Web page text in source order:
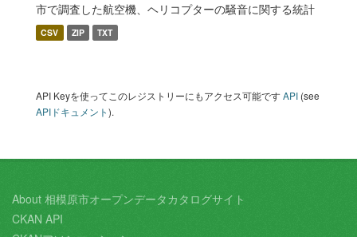
市で調査した航空機、ヘリコプターの騒音に関する統計
CSV ZIP TXT
API Keyを使ってこのレジストリーにもアクセス可能ですAPI (see
APIドキュメント).
About 相模原市オープンデータカタログサイト
CKAN API